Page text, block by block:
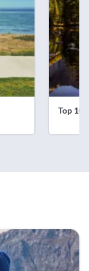
Top 10